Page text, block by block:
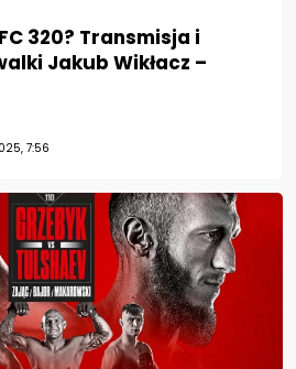
320? Transmisja i
Jakub Wikłacz –
7:56